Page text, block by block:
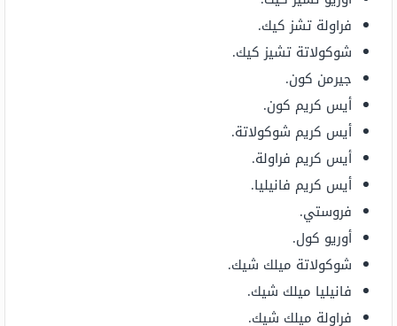
فراولة تشز كيك.
شوكولاتة تشيز كيك.
جيرمن كون.
أيس كريم كون.
أيس كريم شوكولاتة.
أيس كريم فراولة.
أيس كريم فانيليا.
فروستي.
أوريو كول.
شوكولاتة ميلك شيك.
فانيليا ميلك شيك.
فراولة ميلك شيك.